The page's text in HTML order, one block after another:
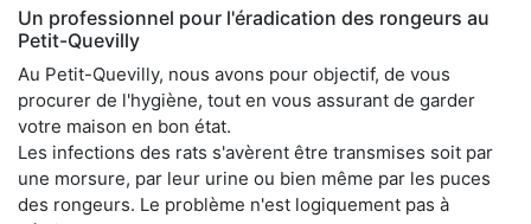
Un professionnel pour l'éradication des rongeurs au
Petit-Quevilly
Au Petit-Quevilly, nous avons pour objectif, de vous
procurer de l'hygiène, tout en vous assurant de garder
votre maison en bon état.
Les infections des rats s'avèrent être transmises soit par
une morsure, par leur urine ou bien même par les puces
des rongeurs. Le problème n'est logiquement pas à